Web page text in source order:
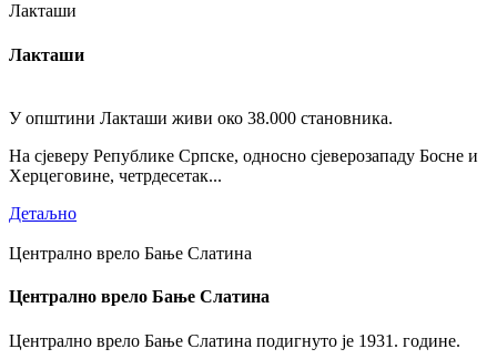
Лакташи
Лакташи
У општини Лакташи живи око 38.000 становника.
На сјеверу Републике Српске, односно сјеверозападу Босне и
Херцеговине, четрдесетак...
Детаљно
Централно врело Бање Слатина
Централно врело Бање Слатина
Централно врело Бање Слатина подигнуто је 1931. године.